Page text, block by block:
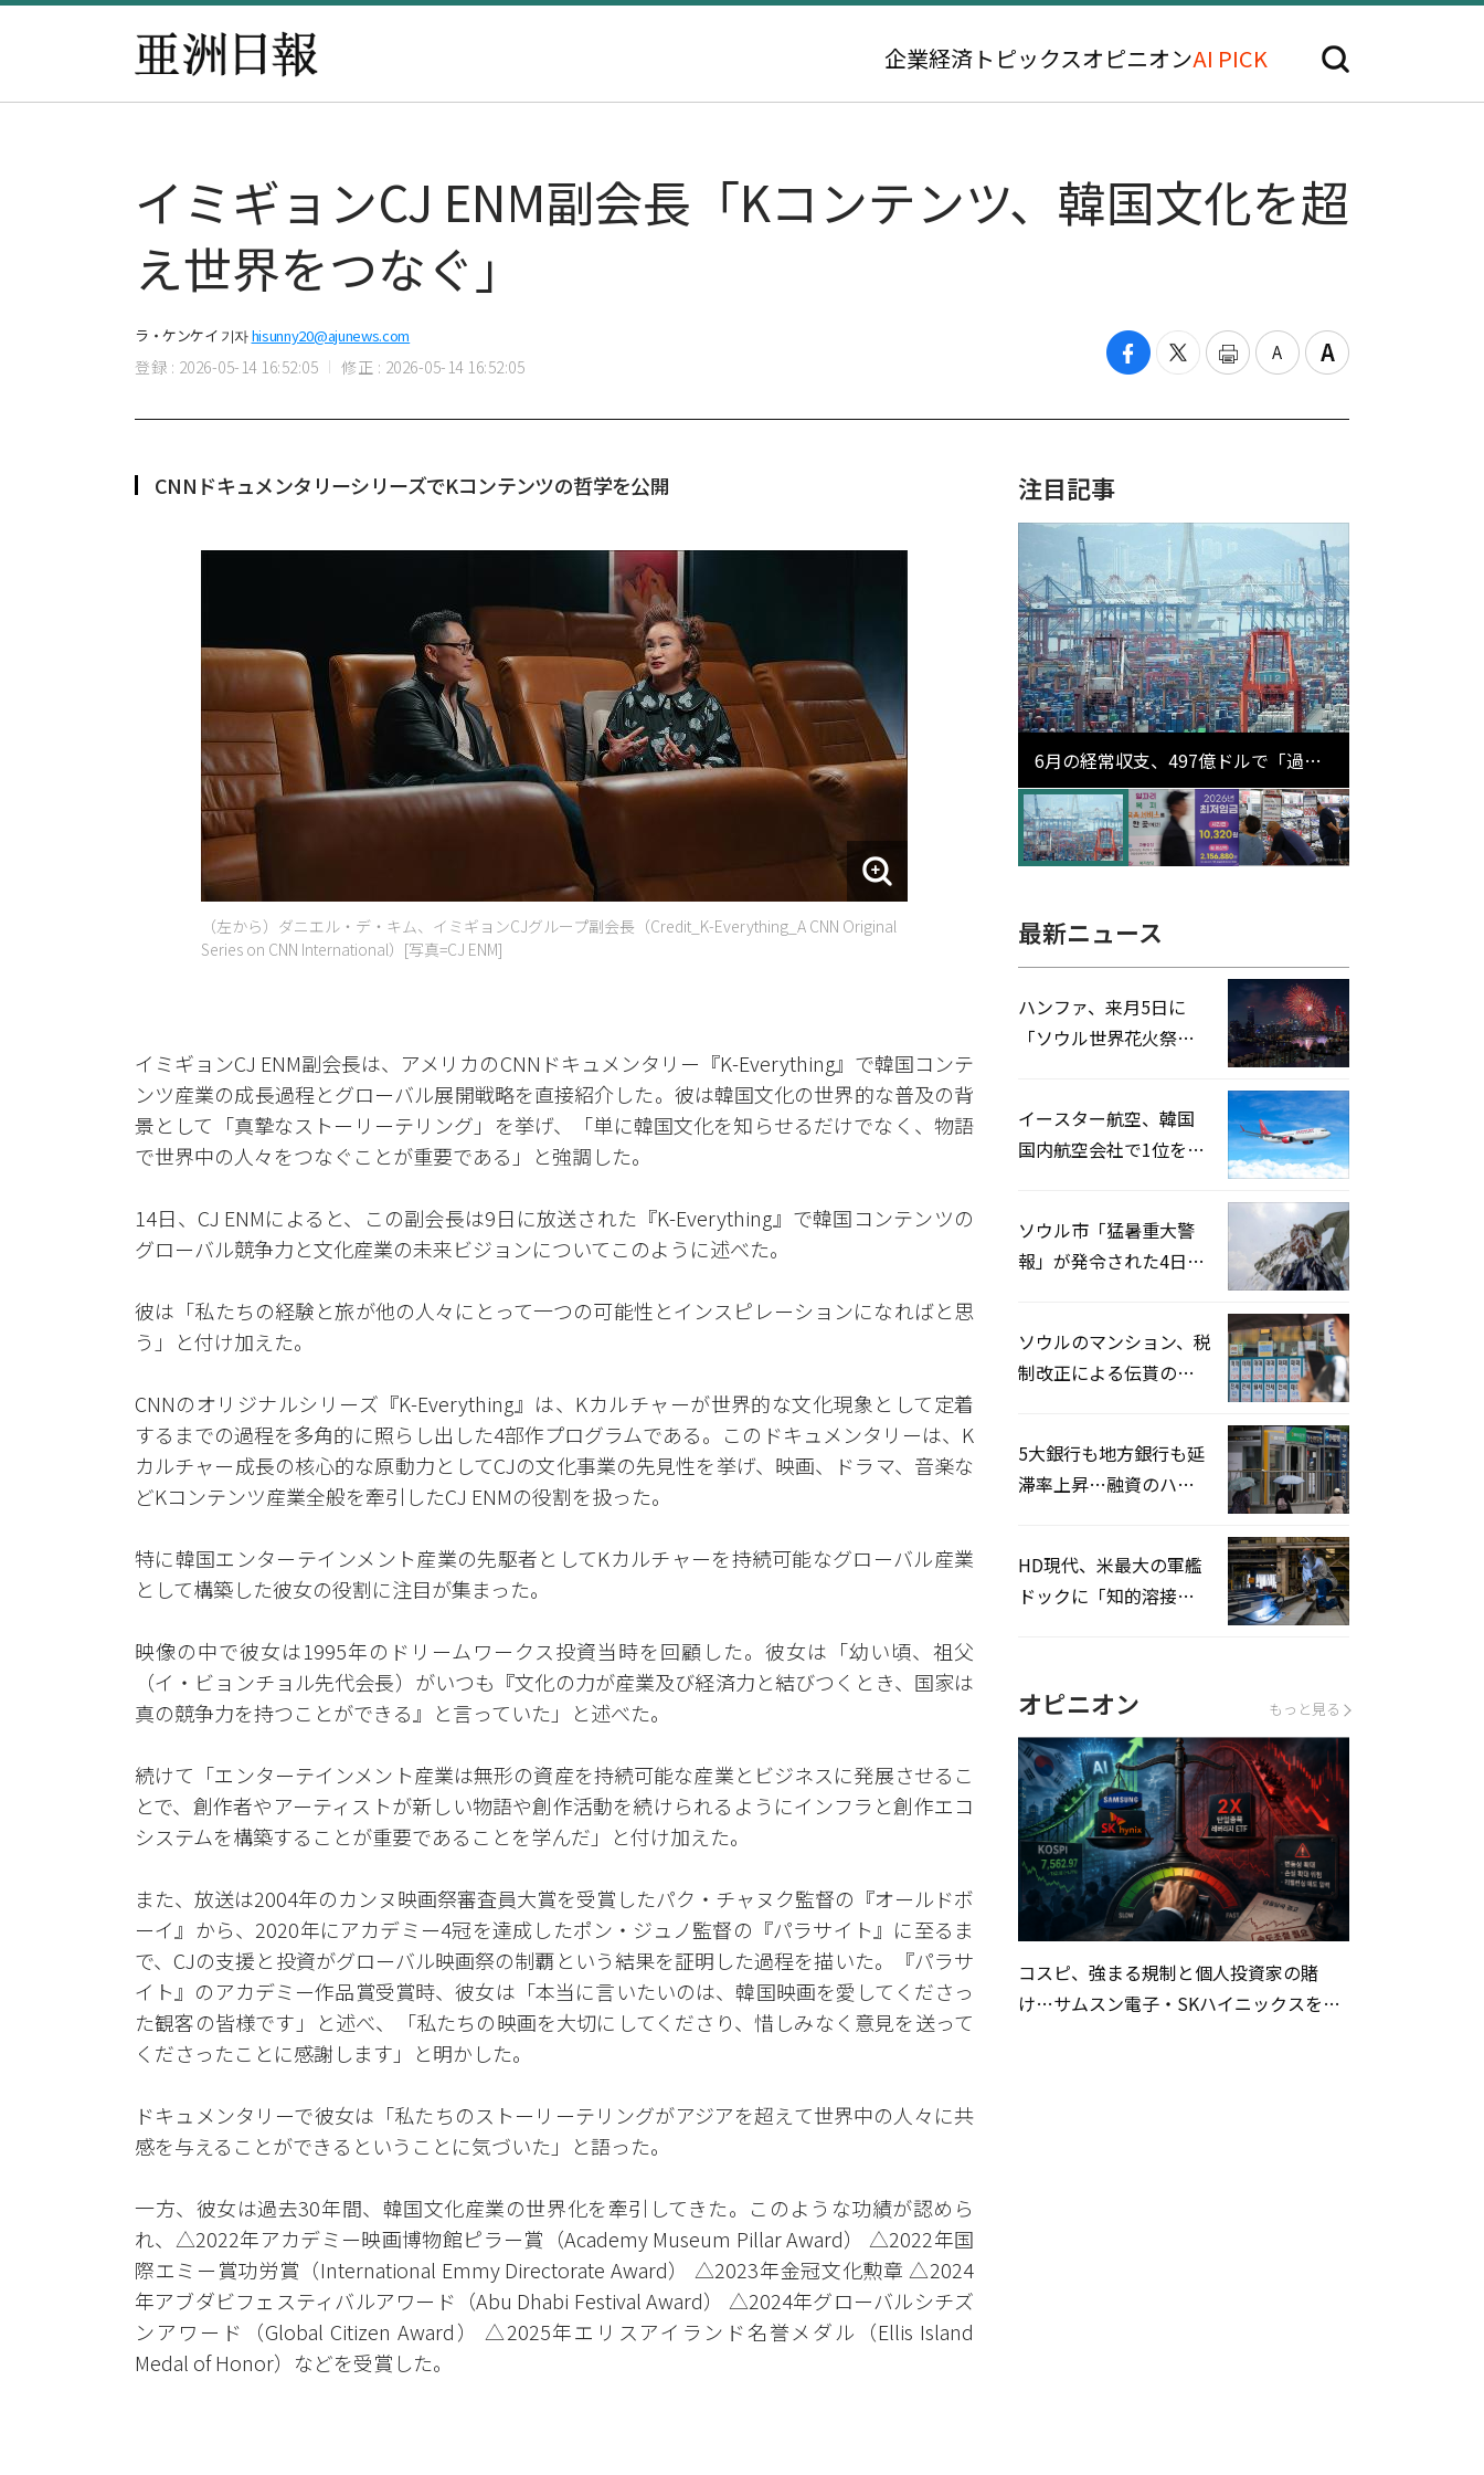
企業経済 トピックスオピニオンAI PICK
イミギョンCJ ENM副会長「Kコンテンツ、韓国文化を超
え世界をつなぐ」
ラ・ケンケイ 기자hisunny20@ajunews.com
登録 : 2026-05-14 16:52:05 修正 : 2026-05-14 16:52:05
CNNドキュメンタリーシリーズでKコンテンツの哲学を公開
（左から）ダニエル・デ・キム、イミギョンCJグループ副会長（Credit_K-Everything_A CNN Original
Series on CNN International）[写真=CJ ENM]
イミギョンCJ ENM副会長は、アメリカのCNNドキュメンタリー『K-Everything』で韓国コンテ
ンツ産業の成長過程とグローバル展開戦略を直接紹介した。彼は韓国文化の世界的な普及の背
景として「真摯なストーリーテリング」を挙げ、「単に韓国文化を知らせるだけでなく、物語
で世界中の人々をつなぐことが重要である」と強調した。
14日、CJ ENMによると、この副会長は9日に放送された『K-Everything』で韓国コンテンツの
グローバル競争力と文化産業の未来ビジョンについてこのように述べた。
彼は「私たちの経験と旅が他の人々にとって一つの可能性とインスピレーションになればと思
う」と付け加えた。
CNNのオリジナルシリーズ『K-Everything』は、Kカルチャーが世界的な文化現象として定着
するまでの過程を多角的に照らし出した4部作プログラムである。このドキュメンタリーは、K
カルチャー成長の核心的な原動力としてCJの文化事業の先見性を挙げ、映画、ドラマ、音楽な
どKコンテンツ産業全般を牽引したCJ ENMの役割を扱った。
特に韓国エンターテインメント産業の先駆者としてKカルチャーを持続可能なグローバル産業
として構築した彼女の役割に注目が集まった。
映像の中で彼女は1995年のドリームワークス投資当時を回顧した。彼女は「幼い頃、祖父
（イ・ビョンチョル先代会長）がいつも『文化の力が産業及び経済力と結びつくとき、国家は
真の競争力を持つことができる』と言っていた」と述べた。
続けて「エンターテインメント産業は無形の資産を持続可能な産業とビジネスに発展させるこ
とで、創作者やアーティストが新しい物語や創作活動を続けられるようにインフラと創作エコ
システムを構築することが重要であることを学んだ」と付け加えた。
また、放送は2004年のカンヌ映画祭審査員大賞を受賞したパク・チャヌク監督の『オールドボ
ーイ』から、2020年にアカデミー4冠を達成したポン・ジュノ監督の『パラサイト』に至るま
で、CJの支援と投資がグローバル映画祭の制覇という結果を証明した過程を描いた。『パラサ
イト』のアカデミー作品賞受賞時、彼女は「本当に言いたいのは、韓国映画を愛してくださっ
た観客の皆様です」と述べ、「私たちの映画を大切にしてくださり、惜しみなく意見を送って
くださったことに感謝します」と明かした。
ドキュメンタリーで彼女は「私たちのストーリーテリングがアジアを超えて世界中の人々に共
感を与えることができるということに気づいた」と語った。
一方、彼女は過去30年間、韓国文化産業の世界化を牽引してきた。このような功績が認めら
れ、△2022年アカデミー映画博物館ピラー賞（Academy Museum Pillar Award） △2022年国
際エミー賞功労賞（International Emmy Directorate Award） △2023年金冠文化勲章 △2024
年アブダビフェスティバルアワード（Abu Dhabi Festival Award） △2024年グローバルシチズ
ンアワード（Global Citizen Award） △2025年エリスアイランド名誉メダル（Ellis Island
Medal of Honor）などを受賞した。
注目記事
6月の経常収支、497億ドルで「過去
最大」…輸出が初の1000億ドル突破
最新ニュース
ハンファ、来月5日に
「ソウル世界花火祭り
イースター航空、韓国
国内航空会社で1位を記
ソウル市「猛暑重大警
報」が発令された4日、
ソウルのマンション、税
制改正による伝貰の月
5大銀行も地方銀行も延
滞率上昇…融資のハー
HD現代、米最大の軍艦
ドックに「知的溶接」
オピニオン もっと見る
コスピ、強まる規制と個人投資家の賭
け…サムスン電子・SKハイニックスを巡